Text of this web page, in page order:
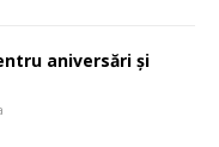
aniversări și